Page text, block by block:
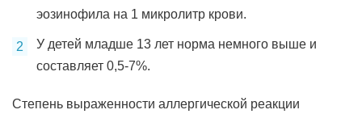
эозинофила на 1 микролитр крови.
У детей младше 13 лет норма немного выше и
составляет 0,5-7%.
Степень выраженности аллергической реакции